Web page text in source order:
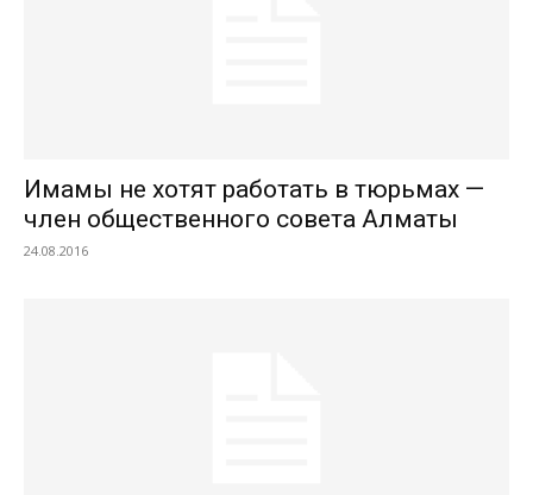
Имамы не хотят работать в тюрьмах —
член общественного совета Алматы
24.08.2016